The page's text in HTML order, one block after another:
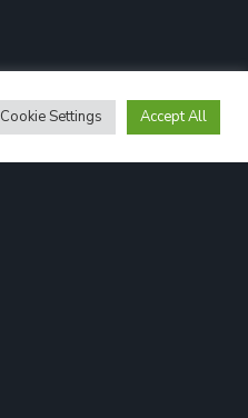
Cookie Settings Accept All